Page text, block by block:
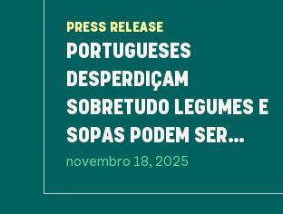
PRESS RELEASE
PORTUGUESES
DESPERDIÇAM
SOBRETUDO LEGUMES E
SOPAS PODEM SER
PARTE DA SOLUÇÃO
novembro 18, 2025